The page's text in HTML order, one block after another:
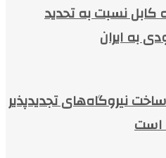
کابل نسبت به تحدید
به ایران
نیروگاه‌های تجدیدپذیر
است